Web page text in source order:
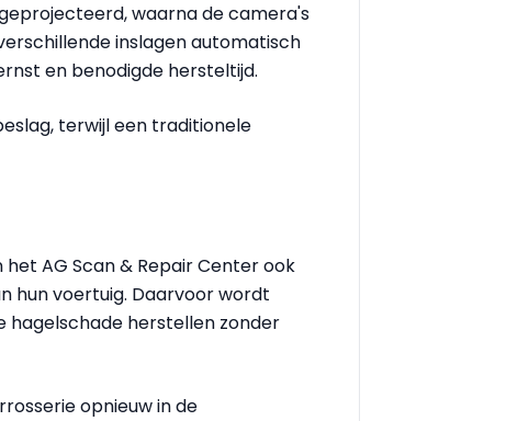
waarna de camera's
inslagen automatisch
en benodigde hersteltijd.
terwijl een traditionele
AG Scan & Repair Center ook
hun voertuig. Daarvoor wordt
hagelschade herstellen zonder
opnieuw in de